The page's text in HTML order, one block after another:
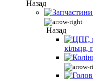
Назад
Назад
кільця,